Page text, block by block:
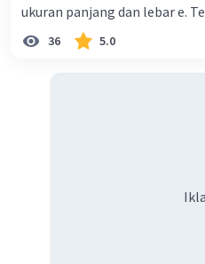
ukuran panjang dan lebar e.
36 5.0